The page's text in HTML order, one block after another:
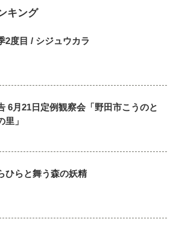
キング
2度目 / シジュウカラ
6月21日定例観察会「野田市こうのと
里」
ひらと舞う森の妖精